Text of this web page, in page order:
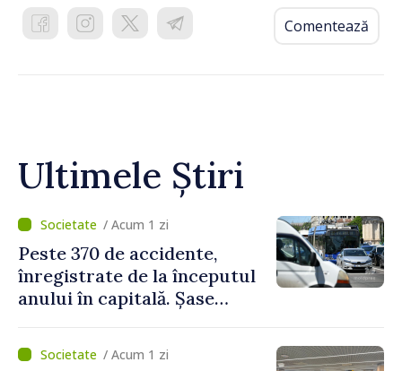
Comentează
Ultimele Știri
/ Acum 1 zi
Peste 370 de accidente,
înregistrate de la începutul
anului în capitală. Șase
/ Acum 1 zi